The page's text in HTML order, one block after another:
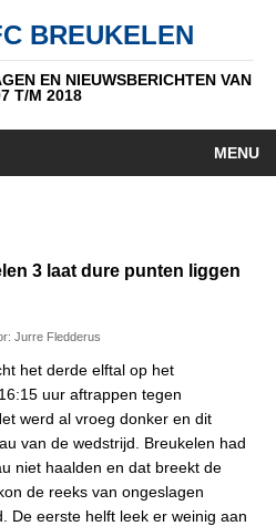
BREUKELEN
EN NIEUWSBERICHTEN VAN
T/M 2018
MENU
3 laat dure punten liggen
Jurre Fledderus
het derde elftal op het
uur aftrappen tegen
werd al vroeg donker en dit
van de wedstrijd. Breukelen had
niet haalden en dat breekt de
de reeks van ongeslagen
De eerste helft leek er weinig aan